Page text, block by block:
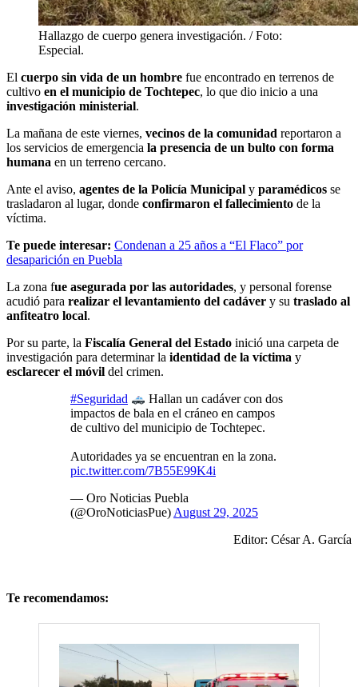
Hallazgo de cuerpo genera investigación. / Foto:
Especial.
El cuerpo sin vida de un hombre fue encontrado en terrenos de
cultivo en el municipio de Tochtepec, lo que dio inicio a una
investigación ministerial.
La mañana de este viernes, vecinos de la comunidad reportaron a
los servicios de emergencia la presencia de un bulto con forma
humana en un terreno cercano.
Ante el aviso, agentes de la Policía Municipal y paramédicos se
trasladaron al lugar, donde confirmaron el fallecimiento de la
víctima.
Te puede interesar: Condenan a 25 años a “El Flaco” por
desaparición en Puebla
La zona fue asegurada por las autoridades, y personal forense
acudió para realizar el levantamiento del cadáver y su traslado al
anfiteatro local.
Por su parte, la Fiscalía General del Estado inició una carpeta de
investigación para determinar la identidad de la víctima y
esclarecer el móvil del crimen.
#Seguridad
Hallan un cadáver con dos
impactos de bala en el cráneo en campos
de cultivo del municipio de Tochtepec.
Autoridades ya se encuentran en la zona.
pic.twitter.com/7B55E99K4i
— Oro Noticias Puebla
(@OroNoticiasPue) August 29, 2025
Editor: César A. García
Te recomendamos: